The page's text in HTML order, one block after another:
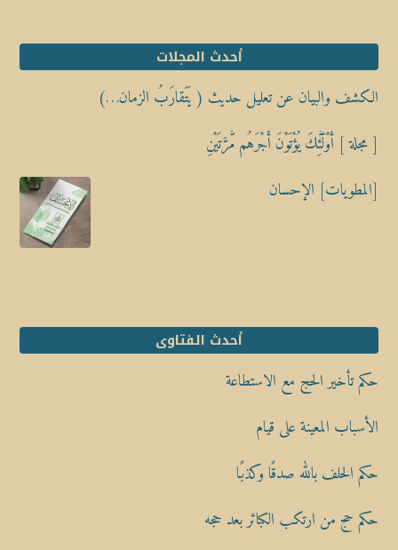
أحدث المجلات
الكشف والبيان عن تعليل حديث ( يَتَقارَبُ الزمان…)
[ مجلة ] أُوْلَٰٓئِكَ يُؤْتَوْنَ أَجْرَهُم مَّرَّتَيْنِ
[المطويات] الإحسان
أحدث الفتاوى
حكم تأخير الحج مع الاستطاعة
الأسباب المعينة على قيام
حكم الحلف بالله صدقًا وكذبًا
حكم حج من ارتكب الكبائر بعد حجه